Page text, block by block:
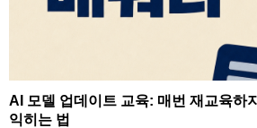
AI 모델 업데이트 교육: 매번 재교육하
익히는 법